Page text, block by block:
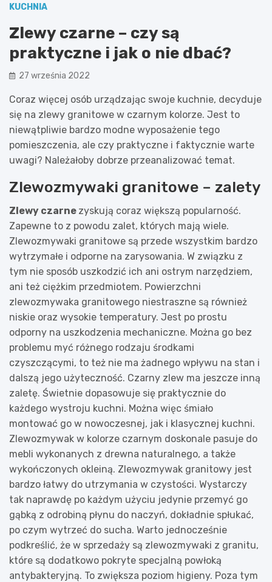
KUCHNIA
Zlewy czarne – czy są
praktyczne i jak o nie dbać?
27 września 2022
Coraz więcej osób urządzając swoje kuchnie, decyduje
się na zlewy granitowe w czarnym kolorze. Jest to
niewątpliwie bardzo modne wyposażenie tego
pomieszczenia, ale czy praktyczne i faktycznie warte
uwagi? Należałoby dobrze przeanalizować temat.
Zlewozmywaki granitowe – zalety
Zlewy czarne zyskują coraz większą popularność.
Zapewne to z powodu zalet, których mają wiele.
Zlewozmywaki granitowe są przede wszystkim bardzo
wytrzymałe i odporne na zarysowania. W związku z
tym nie sposób uszkodzić ich ani ostrym narzędziem,
ani też ciężkim przedmiotem. Powierzchni
zlewozmywaka granitowego niestraszne są również
niskie oraz wysokie temperatury. Jest po prostu
odporny na uszkodzenia mechaniczne. Można go bez
problemu myć różnego rodzaju środkami
czyszczącymi, to też nie ma żadnego wpływu na stan i
dalszą jego użyteczność. Czarny zlew ma jeszcze inną
zaletę. Świetnie dopasowuje się praktycznie do
każdego wystroju kuchni. Można więc śmiało
montować go w nowoczesnej, jak i klasycznej kuchni.
Zlewozmywak w kolorze czarnym doskonale pasuje do
mebli wykonanych z drewna naturalnego, a także
wykończonych okleiną. Zlewozmywak granitowy jest
bardzo łatwy do utrzymania w czystości. Wystarczy
tak naprawdę po każdym użyciu jedynie przemyć go
gąbką z odrobiną płynu do naczyń, dokładnie spłukać,
po czym wytrzeć do sucha. Warto jednocześnie
podkreślić, że w sprzedaży są zlewozmywaki z granitu,
które są dodatkowo pokryte specjalną powłoką
antybakteryjną. To zwiększa poziom higieny. Poza tym